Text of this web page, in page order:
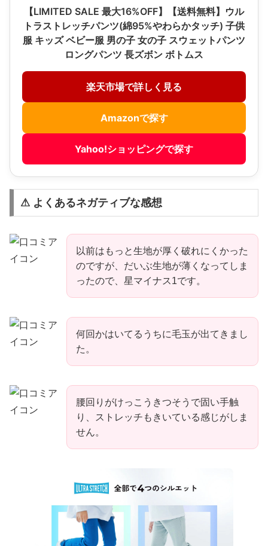
【LIMITED SALE 最大16%OFF】【送料無料】ウル
トラストレッチパンツ(綿95%やわらかタッチ) 子供
服 キッズ ベビー服 男の子 女の子 スウェットパンツ
ロングパンツ 長ズボン ボトムス
楽天市場で詳しく見る
Amazonで探す
Yahoo!ショッピングで探す
⚠ よくあるネガティブな感想
以前はもっと生地が厚く破れにくかった
のですが、だいぶ生地が薄くなってしま
ったので、星マイナス1です。
何回かはいてるうちに毛玉が出てきまし
た。
腰回りがけっこうきつそうで固い手触
り、ストレッチもきいている感じがしま
せん。